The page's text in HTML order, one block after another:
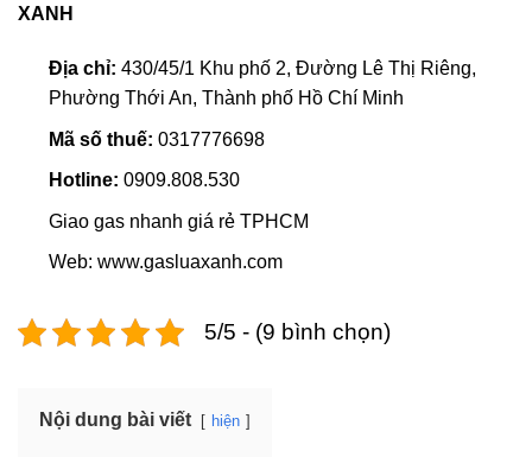
XANH
Địa chỉ: 430/45/1 Khu phố 2, Đường Lê Thị Riêng,
Phường Thới An, Thành phố Hồ Chí Minh
Mã số thuế: 0317776698
Hotline: 0909.808.530
Giao gas nhanh giá rẻ TPHCM
Web: www.gasluaxanh.com
5/5 - (9 bình chọn)
Nội dung bài viết hiện